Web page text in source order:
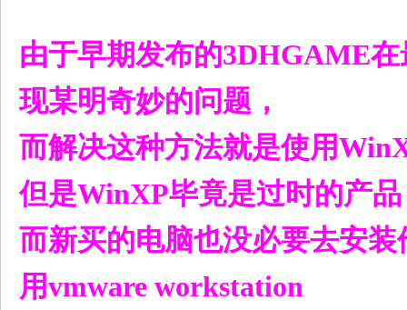
由于早期发布的3DHGAME
现某明奇妙的问题，
而解决这种方法就是使用
但是WinXP毕竟是过时的产
而新买的电脑也没必要去安
用vmware workstation